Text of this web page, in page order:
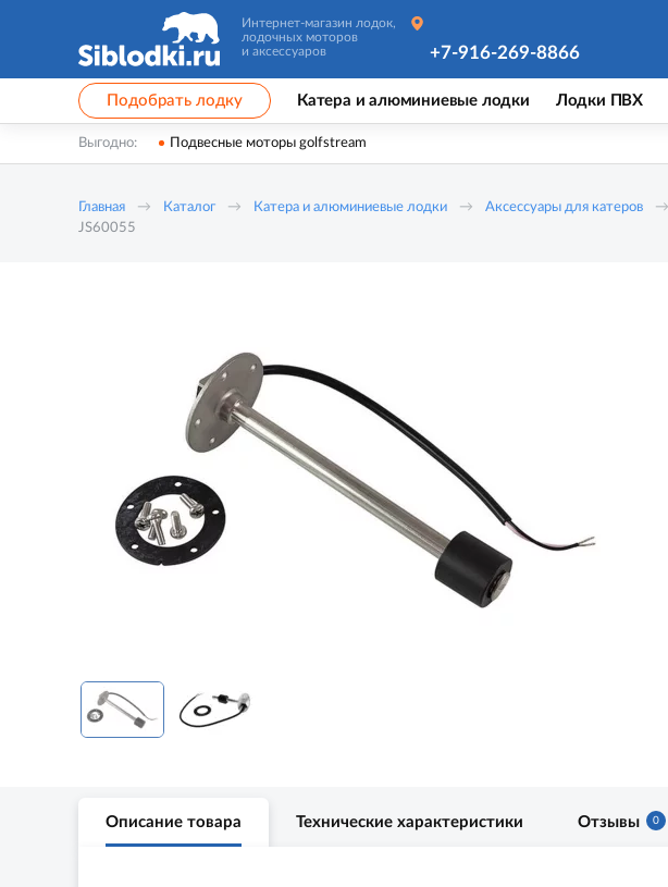
Интернет-магазин лодок,
лодочных моторов
и аксессуаров
+7-916-269-8866
Подобрать лодку Катера и алюминиевые лодки Лодки ПВХ
Выгодно: Подвесные моторы golfstream
Главная Каталог Катера и алюминиевые лодки Аксессуары для катеров
JS60055
Описание товара Технические характеристики Отзывы 0